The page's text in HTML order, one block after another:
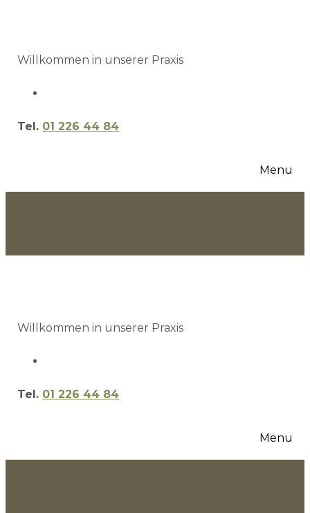
Willkommen in unserer Praxis
Tel. 01 226 44 84
Menu
Willkommen in unserer Praxis
Tel. 01 226 44 84
Menu